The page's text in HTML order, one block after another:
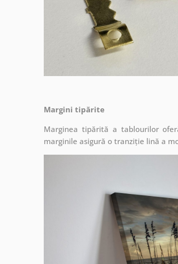
Margini tipărite
Marginea tipărită a tablourilor
marginile asigură o tranziție lină a